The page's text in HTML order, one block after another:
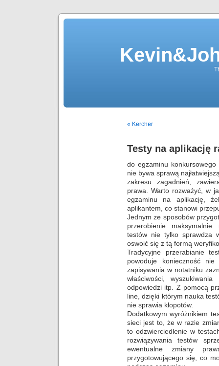
« Kercher
Testy na aplikację
do egzaminu
nie bywa sprawą
zakresu zagadnień,
prawa. Warto rozważyć, w
egzaminu na aplikację,
aplikantem, co stanowi
Jednym ze sposobów
przerobienie
testów nie tylko sprawdza
oswoić się z tą formą
Tradycyjne przerabianie
powoduje konieczność
zapisywania w notatniku
właściwości,
odpowiedzi itp. Z pomocą
line, dzięki którym nauka
nie sprawia kłopotów.
Dodatkowym wyróżnikiem
sieci jest to, że w razie
to odzwierciedlenie w
rozwiązywania testów
ewentualne zmiany
przygotowującego się, co